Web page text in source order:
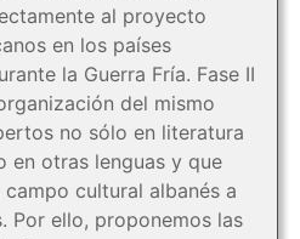
al proyecto
en los países
la Guerra Fría. Fase II
del mismo
no sólo en literatura
en otras lenguas y que
cultural albanés a
Por ello, proponemos las